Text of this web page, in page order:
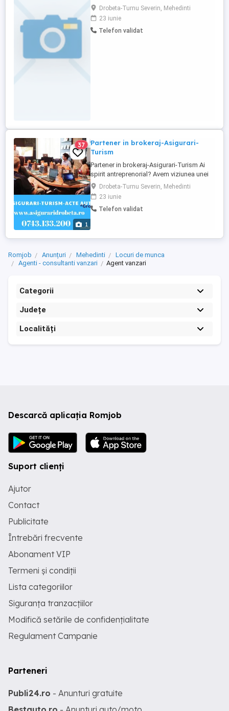
căutare de colegi dornici să ni se alăture.
ATRIBUTIILE ANGAJATULUI: - Asigură
diagnosticarea, repararea, alimentarea și
întreținerea automatelor de bauturi calde. -
Drobeta-Turnu Severin, Mehedinti
23 iunie
Telefon validat
1
37
Partener in brokeraj-Asigurari-
Turism
Partener in brokeraj-Asigurari-Turism Ai
spirit antreprenorial? Avem viziunea unei
afaceri de succes în care parteneriatul cu
tine înseamnă sprijin permanent, astfel
încât tu să te poți concentra pe portofoliul
de clienți și pe propria rețea de
Drobeta-Turnu Severin, Mehedinti
23 iunie
Telefon validat
Romjob Anunțuri Mehedinti
Locuri de munca
Agenti - consultanti vanzari
Agent vanzari
Categorii
Județe
Localități
Descarcă aplicația Romjob
Suport clienți
Ajutor
Contact
Publicitate
Întrebări frecvente
Abonament VIP
Termeni și condiții
Lista categoriilor
Siguranța tranzacțiilor
Modifică setările de confidențialitate
Regulament Campanie
Parteneri
Publi24.ro - Anunturi gratuite